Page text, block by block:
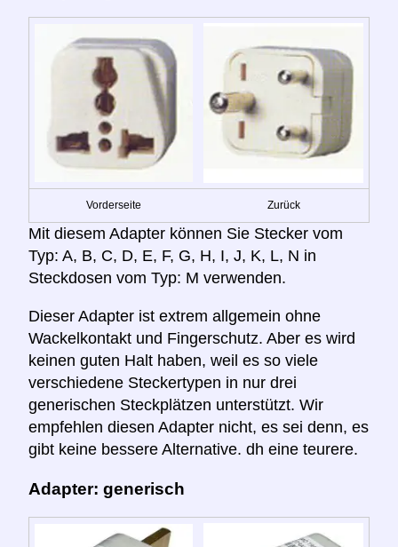
Vorderseite Zurück
Mit diesem Adapter können Sie Stecker vom
Typ: A, B, C, D, E, F, G, H, I, J, K, L, N in
Steckdosen vom Typ: M verwenden.
Dieser Adapter ist extrem allgemein ohne
Wackelkontakt und Fingerschutz. Aber es wird
keinen guten Halt haben, weil es so viele
verschiedene Steckertypen in nur drei
generischen Steckplätzen unterstützt. Wir
empfehlen diesen Adapter nicht, es sei denn, es
gibt keine bessere Alternative. dh eine teurere.
Adapter: generisch